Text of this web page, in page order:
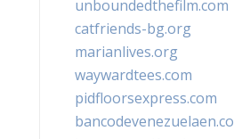
unboundedthefilm.com
catfriends-bg.org
marianlives.org
waywardtees.com
pidfloorsexpress.com